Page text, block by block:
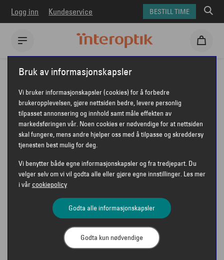
Logg inn Kundeservice BESTILL TIME
Interoptik Briller Ralph Lauren briller
RALPH LAUREN RL5135
RALPH LAUREN
Bruk av informasjonskapsler
Vi bruker informasjonskapsler (cookies) for å forbedre
brukeropplevelsen, gjøre nettsiden bedre, levere personlig
tilpasset annonsering og innhold samt måle effekten av
markedsføringen vår. Noen cookies er nødvendige for at nettsiden
skal fungere, mens andre hjelper oss med å tilpasse og skreddersy
tjenesten best mulig for deg.
Vi benytter både egne informasjonskapsler og fra tredjepart. Du
velger selv om vi vil godta alle eller gjøre egne innstillinger. Les mer
i vår cookiepolicy
Godta alle informasjonskapsler
Godta kun nødvendige